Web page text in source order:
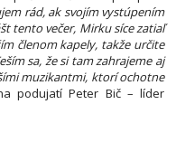
rád, ak svojím vystúpením
tento večer, Mirku síce zatiaľ
členom kapely, takže určite
sa, že si tam zahrajeme aj
muzikantmi, ktorí ochotne
podujatí Peter Bič – líder